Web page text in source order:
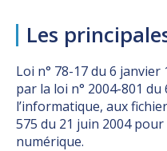
Les
Loi n° 78-17 du 6
par la loi n° 2004-801
l’informatique, aux
575 du 21 juin 2004 pour
numérique.